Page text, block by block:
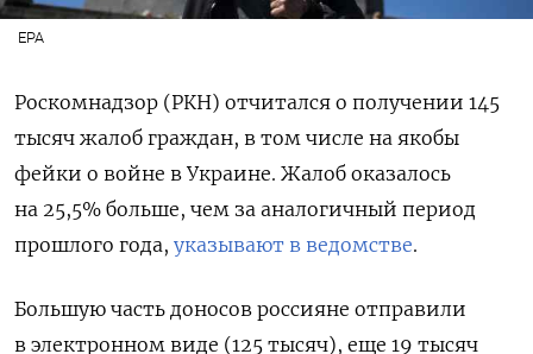
EPA
Роскомнадзор (РКН) отчитался о получении 145
тысяч жалоб граждан, в том числе на якобы
фейки о войне в Украине. Жалоб оказалось
на 25,5% больше, чем за аналогичный период
прошлого года, указывают в ведомстве.
Большую часть доносов россияне отправили
в электронном виде (125 тысяч), еще 19 тысяч